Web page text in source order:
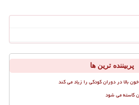
پربیننده ترین ها
بالا در دوران کودکی را زیاد می کند
کاسته می شود